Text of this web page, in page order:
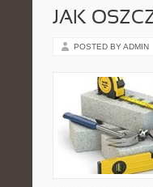
JAK
POSTED BY ADMIN